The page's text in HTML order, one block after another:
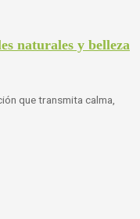
naturales y belleza
que transmita calma,